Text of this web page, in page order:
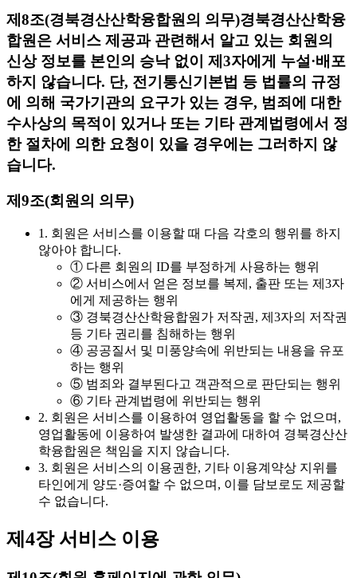
제8조(경북경산산학융합원의 의무)경북경산산학융
합원은 서비스 제공과 관련해서 알고 있는 회원의
신상 정보를 본인의 승낙 없이 제3자에게 누설·배포
하지 않습니다. 단, 전기통신기본법 등 법률의 규정
에 의해 국가기관의 요구가 있는 경우, 범죄에 대한
수사상의 목적이 있거나 또는 기타 관계법령에서 정
한 절차에 의한 요청이 있을 경우에는 그러하지 않
습니다.
제9조(회원의 의무)
1. 회원은 서비스를 이용할 때 다음 각호의 행위를 하지
않아야 합니다.
① 다른 회원의 ID를 부정하게 사용하는 행위
② 서비스에서 얻은 정보를 복제, 출판 또는 제3자
에게 제공하는 행위
③ 경북경산산학융합원가 저작권, 제3자의 저작권
등 기타 권리를 침해하는 행위
④ 공공질서 및 미풍양속에 위반되는 내용을 유포
하는 행위
⑤ 범죄와 결부된다고 객관적으로 판단되는 행위
⑥ 기타 관계법령에 위반되는 행위
2. 회원은 서비스를 이용하여 영업활동을 할 수 없으며,
영업활동에 이용하여 발생한 결과에 대하여 경북경산산
학융합원은 책임을 지지 않습니다.
3. 회원은 서비스의 이용권한, 기타 이용계약상 지위를
타인에게 양도·증여할 수 없으며, 이를 담보로도 제공할
수 없습니다.
제4장 서비스 이용